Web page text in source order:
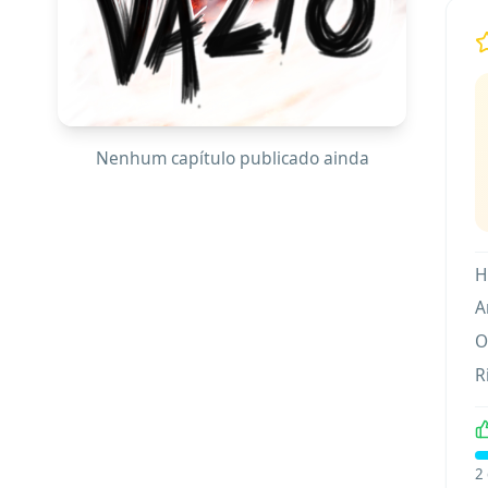
Nenhum capítulo publicado ainda
2